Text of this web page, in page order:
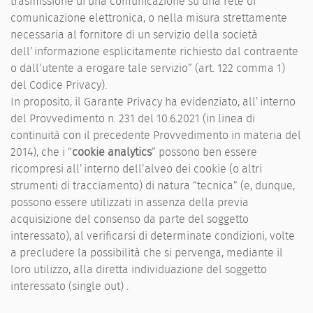
comunicazione elettronica, o nella misura strettamente
necessaria al fornitore di un servizio della società
dell’informazione esplicitamente richiesto dal contraente
o dall’utente a erogare tale servizio” (art. 122 comma 1)
del Codice Privacy).
In proposito, il Garante Privacy ha evidenziato, all’interno
del Provvedimento n. 231 del 10.6.2021 (in linea di
continuità con il precedente Provvedimento in materia del
2014), che i “cookie analytics” possono ben essere
ricompresi all’interno dell’alveo dei cookie (o altri
strumenti di tracciamento) di natura “tecnica” (e, dunque,
possono essere utilizzati in assenza della previa
acquisizione del consenso da parte del soggetto
interessato), al verificarsi di determinate condizioni, volte
a precludere la possibilità che si pervenga, mediante il
loro utilizzo, alla diretta individuazione del soggetto
interessato (single out) .